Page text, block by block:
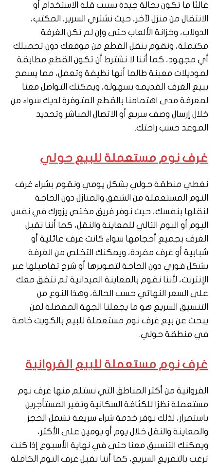
غالبًا ما تكون بحالة جيدة بسبب قلة الاستخدام أو
الانتقال من منزل لآخر، حيث نشتري السرير، المكتب،
الدولاب، وخزانة الألعاب حتى وإن لم تكن الغرفة
مكتملة، ونقوم بنقل القطع من موقعك دون تحميلك
أي مجهود، كما أننا لا نشترط أن تكون القطع مطابقة
لموديلات معينة طالما أنها نظيفة وتعمل، مما يسمح
ببيع الغرف القديمة بسهولة، ويمكنك التواصل معنا
لمعرفة مدى اهتمامنا بالقطع المتوفرة لديك سواء من
خلال إرسال وصف سريع أو الاتصال المباشر وتحديد
الموعد حسب راحتك.
غرف نوم مستعملة للبيع حولي
نغطي منطقة حولي بشكل يومي ونقوم بشراء غرف
النوم المستعملة من الشقق والمنازل دون الحاجة
لنقلها بنفسك، حيث نوفر فريق مختص يزورك في نفس
اليوم أو اليوم التالي للمعاينة والنقل، كما أننا نقبل
الغرف بجميع أحجامها سواء كانت غرف عائلية أو
شبابية أو غرف مفردة، ويمكنك التخلص من الغرفة
بشكل فوري دون الحاجة لتصويرها أو شرح تفاصيلها عبر
الإنترنت، لأننا نقوم بالمعاينة الميدانية ثم نتفق معك
على السعر النهائي حسب الحالة، وهذا النوع من
التنسيق السريع هو ما يجعلنا الجهة المفضلة لمن
يبحث عن بيع غرف نوم مستعملة للبيع بالكويت خاصة
في منطقة حولي.
غرف نوم مستعملة للبيع الفروانية
الفروانية من أكثر المناطق التي نستلم منها غرف نوم
مستعملة نظرًا للكثافة السكانية وتغير المستأجرين
باستمرار، لذلك نوفر خدمة شراء سريعة تشمل الحجز
والمعاينة والنقل خلال يوم أو يومين على الأكثر،
ويمكنك التنسيق معنا حتى في نهاية الأسبوع إذا كنت
ترغب بالتفريغ السريع، كما أننا نقبل غرف النوم الكاملة